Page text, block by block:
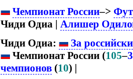
Чемпионат России–>
Чиди Одиа | Алишер
Чиди Одиа:
За
Чемпионат России (105–3
чемпионов (10) |